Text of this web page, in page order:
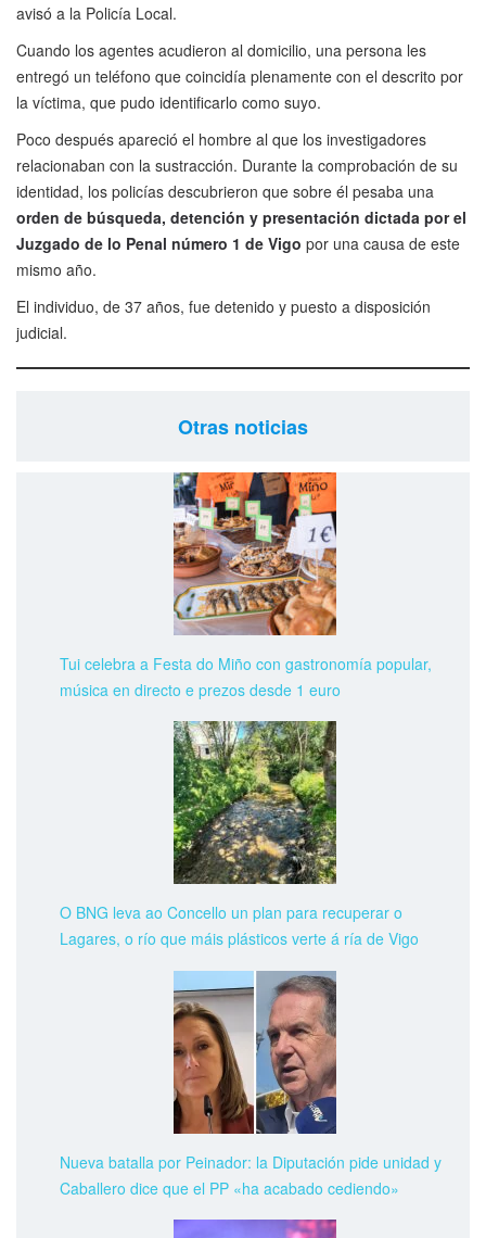
avisó a la Policía Local.
Cuando los agentes acudieron al domicilio, una persona les
entregó un teléfono que coincidía plenamente con el descrito por
la víctima, que pudo identificarlo como suyo.
Poco después apareció el hombre al que los investigadores
relacionaban con la sustracción. Durante la comprobación de su
identidad, los policías descubrieron que sobre él pesaba una
orden de búsqueda, detención y presentación dictada por el
Juzgado de lo Penal número 1 de Vigo por una causa de este
mismo año.
El individuo, de 37 años, fue detenido y puesto a disposición
judicial.
Otras noticias
Tui celebra a Festa do Miño con gastronomía popular,
música en directo e prezos desde 1 euro
O BNG leva ao Concello un plan para recuperar o
Lagares, o río que máis plásticos verte á ría de Vigo
Nueva batalla por Peinador: la Diputación pide unidad y
Caballero dice que el PP «ha acabado cediendo»